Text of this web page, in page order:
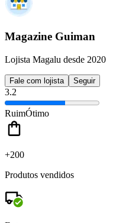
Magazine Guiman
Lojista Magalu desde 2020
Fale com lojista Seguir
3.2
RuimÓtimo
+200
Produtos vendidos